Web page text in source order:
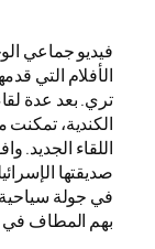
فيديو جماعي
الأفلام التي
تري. بعد عدة
الكندية،
اللقاء
صديقتها
في جولة سياحية
بهم المطاف في